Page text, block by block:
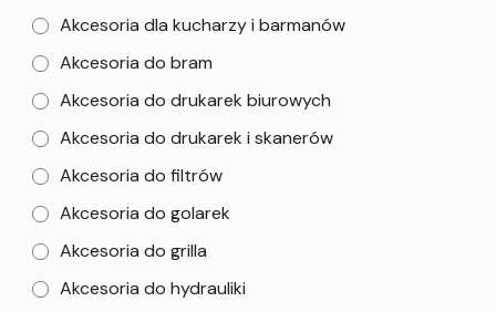
Akcesoria dla kucharzy i barmanów
Akcesoria do bram
Akcesoria do drukarek biurowych
Akcesoria do drukarek i skanerów
Akcesoria do filtrów
Akcesoria do golarek
Akcesoria do grilla
Akcesoria do hydrauliki